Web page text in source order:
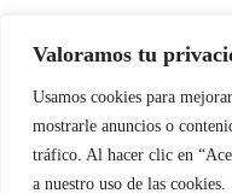
Valoramos tu
Usamos cookies para
mostrarle anuncios o
tráfico. Al hacer clic en
a nuestro uso de las cookies.